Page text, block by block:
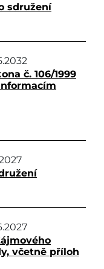
sdružení
č. 106/1999
včetně příloh